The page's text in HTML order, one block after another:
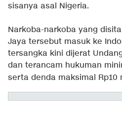
sisanya asal Nigeria.
Narkoba-narkoba yang
Jaya tersebut masuk ke
tersangka kini dijerat
dan terancam hukuman
serta denda maksimal Rp10